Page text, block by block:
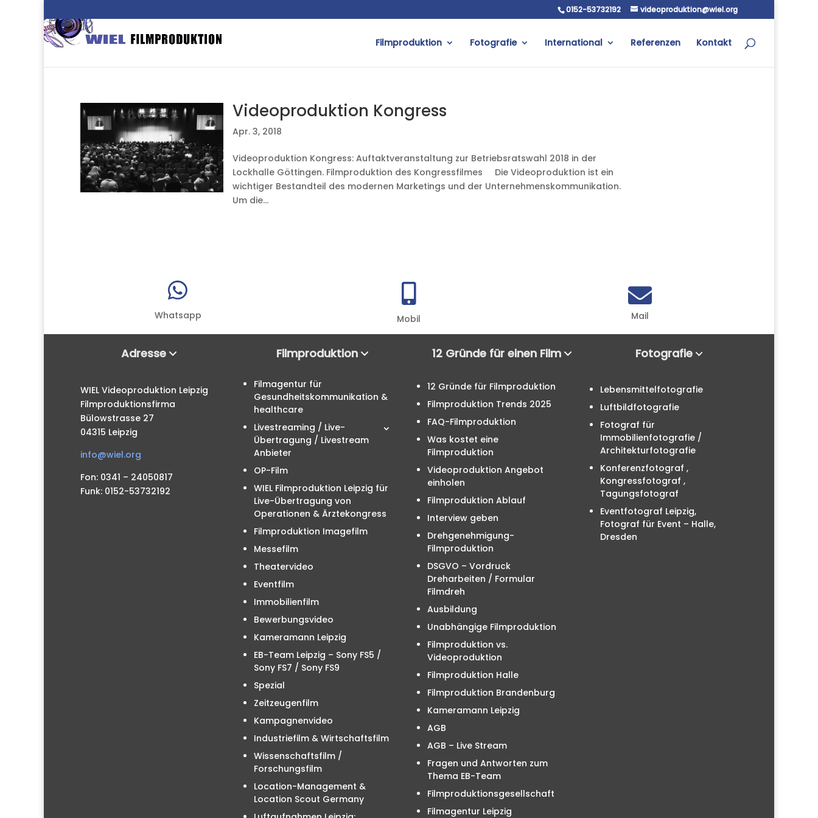
0152-53732192 videoproduktion@wiel.org
Filmproduktion Fotografie International Referenzen Kontakt
Videoproduktion Kongress
Apr. 3, 2018
Videoproduktion Kongress: Auftaktveranstaltung zur Betriebsratswahl 2018 in der
Lockhalle Göttingen. Filmproduktion des Kongressfilmes Die Videoproduktion ist ein
wichtiger Bestandteil des modernen Marketings und der Unternehmenskommunikation.
Um die...

Whatsapp

Mobil

Mail
Adresse
WIEL Videoproduktion Leipzig
Filmproduktionsfirma
Bülowstrasse 27
04315 Leipzig
info@wiel.org
Fon: 0341 – 24050817
Funk: 0152-53732192
Filmproduktion
Filmagentur für
Gesundheitskommunikation &
healthcare
Livestreaming / Live-
Übertragung / Livestream
Anbieter
OP-Film
WIEL Filmproduktion Leipzig für
Live-Übertragung von
Operationen & Ärztekongress
Filmproduktion Imagefilm
Messefilm
Theatervideo
Eventfilm
Immobilienfilm
Bewerbungsvideo
Kameramann Leipzig
EB-Team Leipzig – Sony FS5 /
Sony FS7 / Sony FS9
Spezial
Zeitzeugenfilm
Kampagnenvideo
Industriefilm & Wirtschaftsfilm
Wissenschaftsfilm /
Forschungsfilm
Location-Management &
Location Scout Germany
12 Gründe für einen Film
12 Gründe für Filmproduktion
Filmproduktion Trends 2025
FAQ-Filmproduktion
Was kostet eine
Filmproduktion
Videoproduktion Angebot
einholen
Filmproduktion Ablauf
Interview geben
Drehgenehmigung-
Filmproduktion
DSGVO – Vordruck
Dreharbeiten / Formular
Filmdreh
Ausbildung
Unabhängige Filmproduktion
Filmproduktion vs.
Videoproduktion
Filmproduktion Halle
Filmproduktion Brandenburg
Kameramann Leipzig
AGB
AGB – Live Stream
Fragen und Antworten zum
Thema EB-Team
Filmproduktionsgesellschaft
Filmagentur Leipzig
Fotografie
Lebensmittelfotografie
Luftbildfotografie
Fotograf für
Immobilienfotografie /
Architekturfotografie
Konferenzfotograf ,
Kongressfotograf ,
Tagungsfotograf
Eventfotograf Leipzig,
Fotograf für Event – Halle,
Dresden